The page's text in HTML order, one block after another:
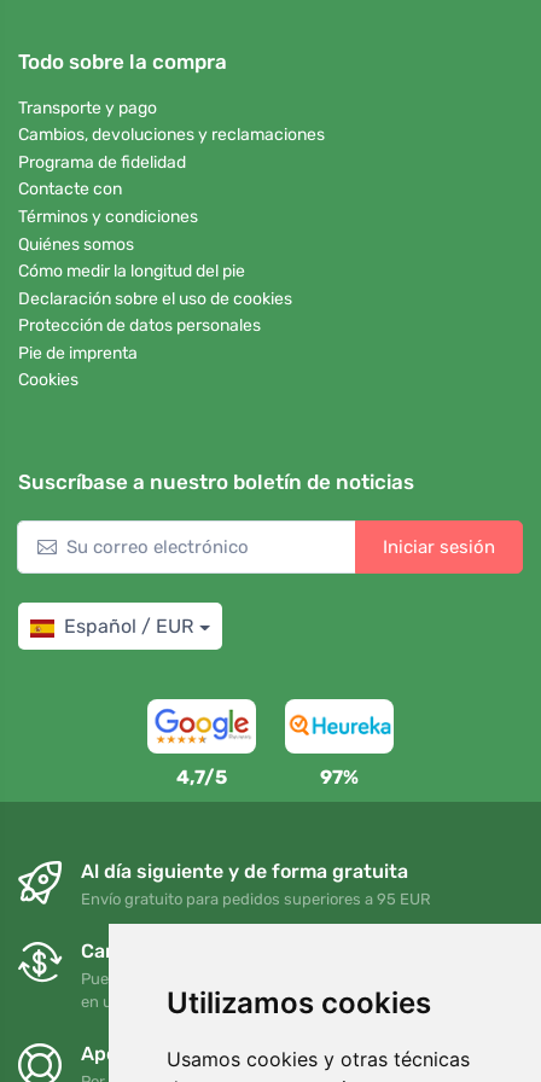
Utilizamos cookies
Usamos cookies y otras técnicas
Todo sobre la compra
Transporte y pago
Cambios, devoluciones y reclamaciones
Programa de fidelidad
Contacte con
Términos y condiciones
Quiénes somos
Cómo medir la longitud del pie
Declaración sobre el uso de cookies
Protección de datos personales
Pie de imprenta
Cookies
Suscríbase a nuestro boletín de noticias
Iniciar sesión
Español / EUR
4,7/5 97%
Al día siguiente y de forma gratuita
Envío gratuito para pedidos superiores a 95 EUR
Cambios y devoluciones gratuitos
Puede devolver o cambiar su pedido en cualquier momento
en un plazo de 90 días
Apoyamos a Trees.org